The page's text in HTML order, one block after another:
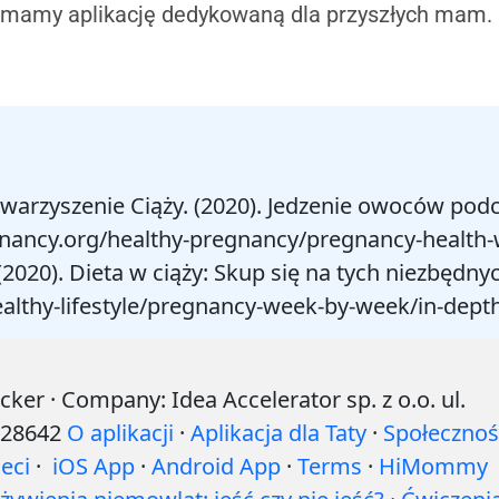
aplikację dedykowaną dla przyszłych mam.
Ciąży. (2020). Jedzenie owoców
healthy-pregnancy/pregnancy-
Dieta w ciąży: Skup się na tych
lifestyle/pregnancy-week-by-week/in-
· Company: Idea Accelerator sp. z o.o. ul.
O aplikacji · Aplikacja dla Taty ·
· iOS App · Android App · Terms · HiMommy